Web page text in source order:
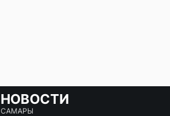
НОВОСТИ
САМАРЫ